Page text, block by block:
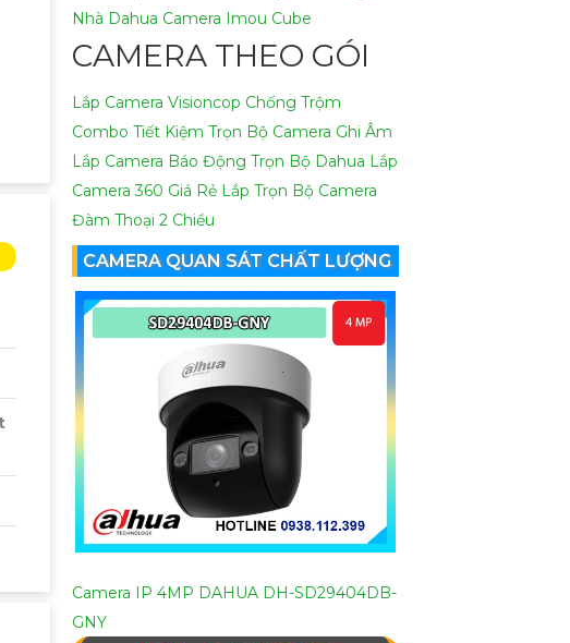
Nhà Dahua Camera Imou Cube
CAMERA THEO GÓI
Lắp Camera Visioncop Chống Trộm
Combo Tiết Kiệm Trọn Bộ Camera Ghi Âm
Lắp Camera Báo Động Trọn Bộ Dahua Lắp
Camera 360 Giá Rẻ Lắp Trọn Bộ Camera
Đàm Thoại 2 Chiều
CAMERA QUAN SÁT CHẤT LƯỢNG
Camera IP 4MP DAHUA DH-SD29404DB-
GNY